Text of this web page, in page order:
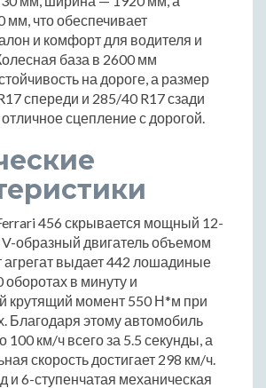
мм, что обеспечивает
и комфорт для водителя и
база в 2600 мм
на дороге, а размер
спереди и 285/40 R17 сзади
сцепление с дорогой.
456 скрывается мощный 12-
образный двигатель объемом
агрегат выдает 442 лошадиные
в минуту и
крутящий момент 550 Н*м при
Благодаря этому автомобиль
100 км/ч всего за 5.5 секунды, а
скорость достигает 298 км/ч.
и 6-ступенчатая механическая